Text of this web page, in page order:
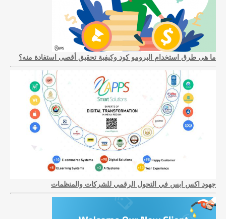
ما هى طرق استخدام البرومو كود وكيفية تحقيق أقصى استفادة منه؟
جهود اكس ابس في التحول الرقمي للشركات والمنظمات